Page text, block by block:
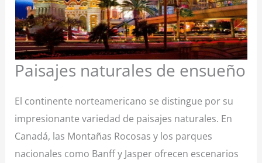
Paisajes naturales de ensueño
El continente norteamericano se distingue por su
impresionante variedad de paisajes naturales. En
Canadá, las Montañas Rocosas y los parques
nacionales como Banff y Jasper ofrecen escenarios